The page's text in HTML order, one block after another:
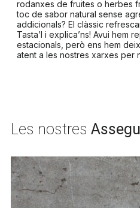
rodanxes de fruites o herbes
toc de sabor natural sense
addicionals? El clàssic
Tasta’l i explica’ns! Avui hem
estacionals, però ens hem
atent a les nostres xarxes per
Les nostres